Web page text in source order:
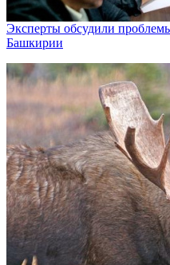
Эксперты обсудили
Башкирии